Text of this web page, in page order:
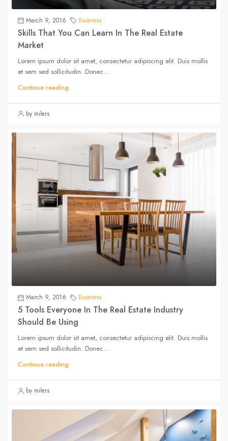
March 9, 2016 Business
Skills That You Can Learn In The Real Estate
Market
Lorem ipsum dolor sit amet, consectetur adipiscing elit. Duis mollis
et sem sed sollicitudin. Donec...
Continue reading
by milers
March 9, 2016 Business
5 Tools Everyone In The Real Estate Industry
Should Be Using
Lorem ipsum dolor sit amet, consectetur adipiscing elit. Duis mollis
et sem sed sollicitudin. Donec...
Continue reading
by milers